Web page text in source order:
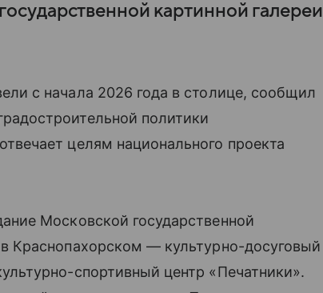
картинной галереи
с начала 2026 года в столице, сообщил
политики
целям национального проекта
Московской государственной
Краснопахорском — культурно-досуговый
спортивный центр «Печатники».